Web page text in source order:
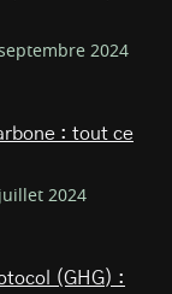
2024
: tout ce
2024
(GHG) :